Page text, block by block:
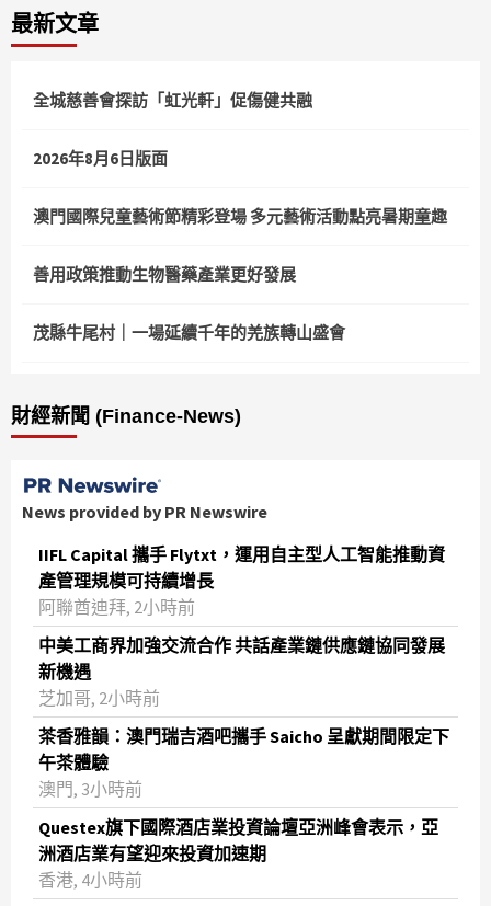
最新文章
全城慈善會探訪「虹光軒」促傷健共融
2026年8月6日版面
澳門國際兒童藝術節精彩登場 多元藝術活動點亮暑期童趣
善用政策推動生物醫藥產業更好發展
茂縣牛尾村｜一場延續千年的羌族轉山盛會
財經新聞 (Finance-News)
News provided by PR Newswire
IIFL Capital 攜手 Flytxt，運用自主型人工智能推動資
產管理規模可持續增長
阿聯酋迪拜, 2小時前
中美工商界加強交流合作 共話產業鏈供應鏈協同發展
新機遇
芝加哥, 2小時前
茶香雅韻：澳門瑞吉酒吧攜手 Saicho 呈獻期間限定下
午茶體驗
澳門, 3小時前
Questex旗下國際酒店業投資論壇亞洲峰會表示，亞
洲酒店業有望迎來投資加速期
香港, 4小時前